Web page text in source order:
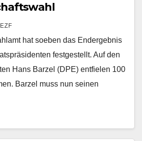
EZF
hat soeben das Endergebnis
festgestellt. Auf den
Hans Barzel (DPE) entfielen 100
Barzel muss nun seinen